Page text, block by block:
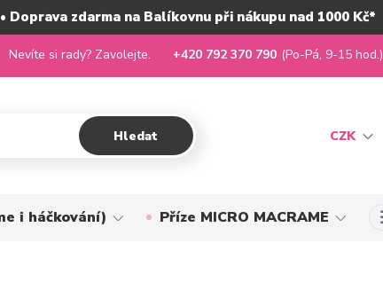
zdarma na Balíkovnu při nákupu nad 1000 Kč*
CZK
Hledat
Nevíte si rady? Zavolejte. +420 792 370 790 (Po-Pá, 9-15 hod.)
i háčkování) Příze MICRO MACRAME